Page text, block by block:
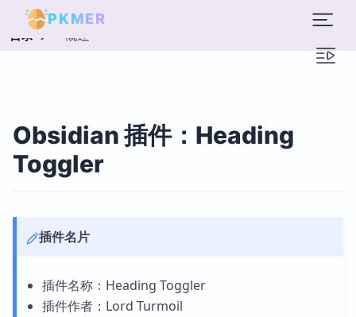
PKMER
目录 概述
Obsidian 插件：Heading
Toggler
插件名片
插件名称：Heading Toggler
插件作者：Lord Turmoil